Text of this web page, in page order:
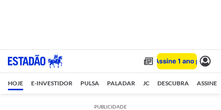
HOJE E-INVESTIDOR PULSA PALADAR JC DESCUBRA ASSINE
PUBLICIDADE